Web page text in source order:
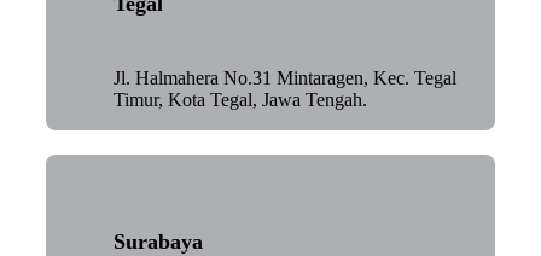
Jl. Halmahera No.31 Mintaragen, Kec. Tegal
Timur, Kota Tegal, Jawa Tengah.
Surabaya